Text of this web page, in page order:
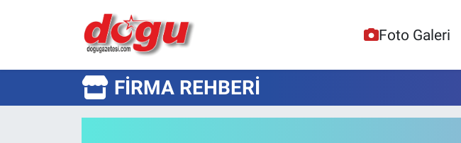
Foto Galeri
FIRMA REHBERI
ERZINCAN
GÜNDEM